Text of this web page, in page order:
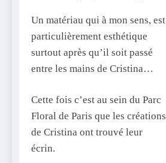
Un matériau qui à mon sens, est
particulièrement esthétique
surtout après qu’il soit passé
entre les mains de Cristina…
Cette fois c’est au sein du Parc
Floral de Paris que les créations
de Cristina ont trouvé leur
écrin.